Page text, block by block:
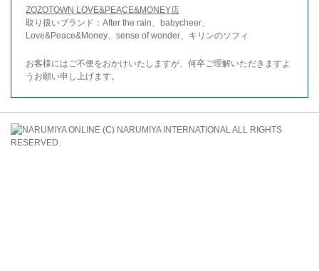
ZOZOTOWN LOVE&PEACE&MONEY店
取り扱いブランド：After the rain、babycheer、
Love&Peace&Money、sense of wonder、キリンのソフィ
お客様にはご不便をおかけいたしますが、何卒ご理解いただきますよ
うお願い申し上げます。